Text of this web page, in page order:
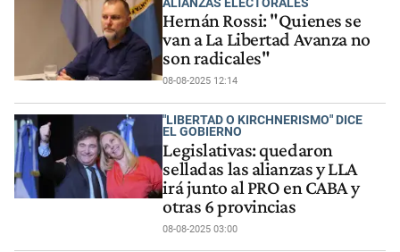
Hernán Rossi: "Quienes se
van a La Libertad Avanza no
son radicales"
08-08-2025 12:14
"LIBERTAD O KIRCHNERISMO" DICE
EL GOBIERNO
Legislativas: quedaron
selladas las alianzas y LLA
irá junto al PRO en CABA y
otras 6 provincias
08-08-2025 03:00